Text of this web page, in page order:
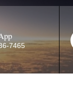
7465